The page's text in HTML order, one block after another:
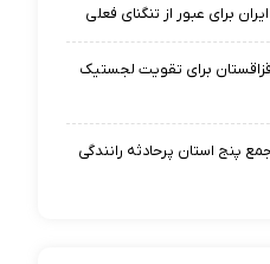
برای عبور از تنگنای فعلی
قزاقستان برای تقویت لجستیک
پنج استان پرحادثه رانندگی